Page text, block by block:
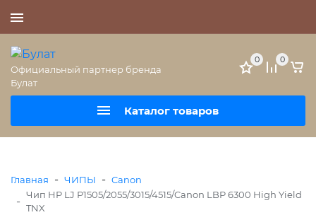
Официальный партнер бренда
Булат
Каталог товаров
0 0
Главная - ЧИПЫ - Canon
- Чип HP LJ P1505/2055/3015/4515/Canon LBP 6300 High Yield
TNX